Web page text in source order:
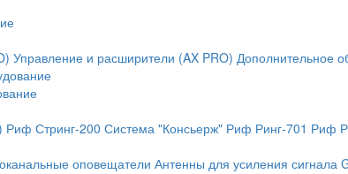
Управление и расширители (AX PRO) Дополнительное
Риф Стринг-200 Система "Консьерж" Риф Ринг-701 Риф
оповещатели Антенны для усиления сигнала